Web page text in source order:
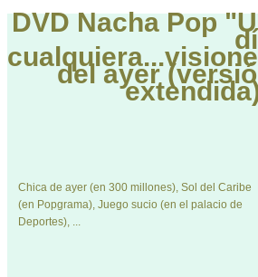
DVDNacha Pop
del ayer
Chica de ayer (en 300 millones), Sol del Caribe
(en Popgrama), Juego sucio (en el palacio de
Deportes), ...